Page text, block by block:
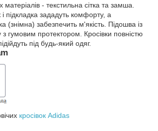
матеріалів - текстильна сітка та замша.
підкладка зададуть комфорту, а
(знімна) забезпечить м'якість. Підошва із
з гумовим протектором. Кросівки повністю
під будь-який одяг.
кросівок Adidas